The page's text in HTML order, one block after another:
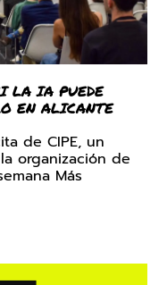
LA IA PUEDE
EN ALICANTE
de CIPE, un
organización de
Más